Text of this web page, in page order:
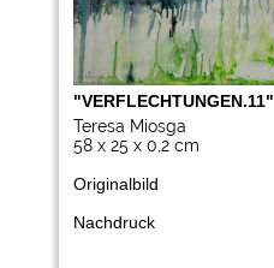
"VERFLECHTUNGEN.11"
Teresa Miosga
58 x 25 x 0,2 cm
Originalbild
Nachdruck